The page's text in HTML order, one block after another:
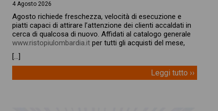
4 Agosto 2026
Agosto richiede freschezza, velocità di esecuzione e
piatti capaci di attirare l’attenzione dei clienti accaldati in
cerca di qualcosa di nuovo. Affidati al catalogo generale
www.ristopiulombardia.it per tutti gli acquisti del mese,
[…]
Leggi tutto ››